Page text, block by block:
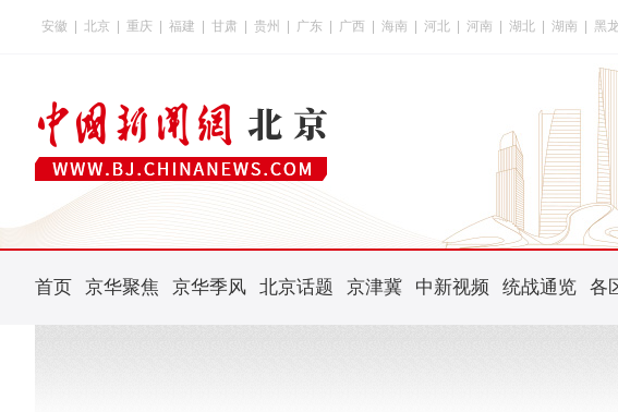
安徽 北京 重庆 福建 甘肃 贵州 广东 广西 海南 河北 河南 湖北 湖南 黑
首页 京华聚焦 京华季风 北京话题 京津冀 中新视频 统战通览 各